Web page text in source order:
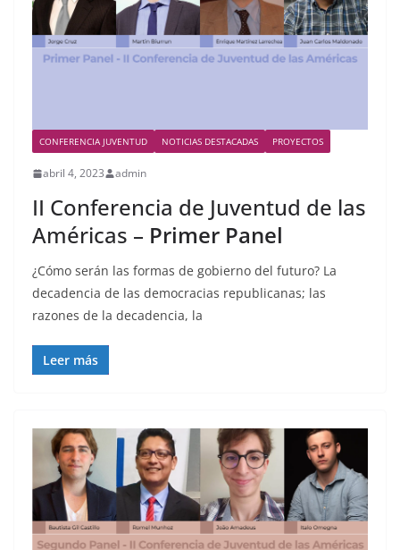
CONFERENCIA JUVENTUD NOTICIAS DESTACADAS PROYECTOS
abril 4, 2023 admin
II Conferencia de Juventud de las
Américas – Primer Panel
¿Cómo serán las formas de gobierno del futuro? La
decadencia de las democracias republicanas; las
razones de la decadencia, la
Leer más